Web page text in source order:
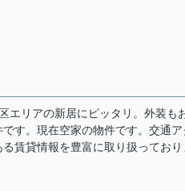
エリアの新居にピッタリ。外装
す。現在空家の物件です。交通
賃貸情報を豊富に取り扱っており